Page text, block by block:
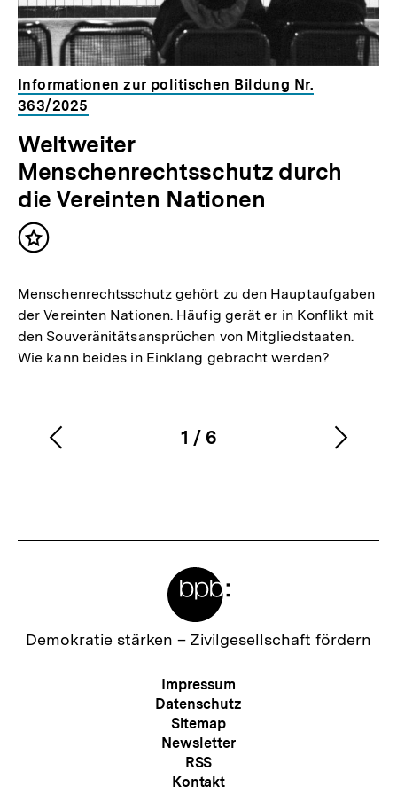
Informationen zur politischen Bildung Nr.
363/2025
Weltweiter
Menschenrechtsschutz durch
die Vereinten Nationen
Inhalt
Menschenrechtsschutz gehört zu den Hauptaufgaben
der Vereinten Nationen. Häufig gerät er in Konflikt mit
den Souveränitätsansprüchen von Mitgliedstaaten.
Wie kann beides in Einklang gebracht werden?
Karussellinhalt
1
von
/ 6
Vorherigen
Zur
Demokratie stärken – Zivilgesellschaft fördern
Meta-
Navigation
Impressum
Datenschutz
Sitemap
Newsletter
RSS
Kontakt